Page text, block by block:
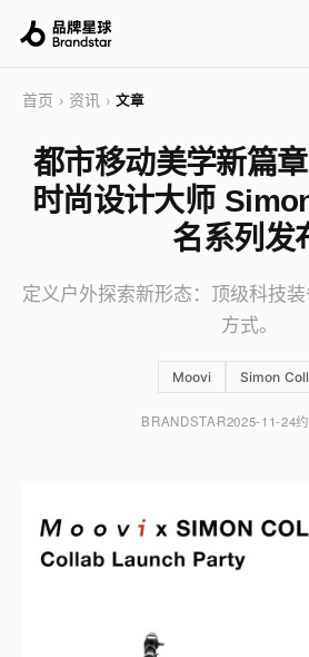
首页 › 资讯 › 文章
都市移动美学新篇
时尚设计大师
名系列发
定义户外探索新形态：顶级科技
方式。
Moovi Simon
BRANDSTAR2025-11-24